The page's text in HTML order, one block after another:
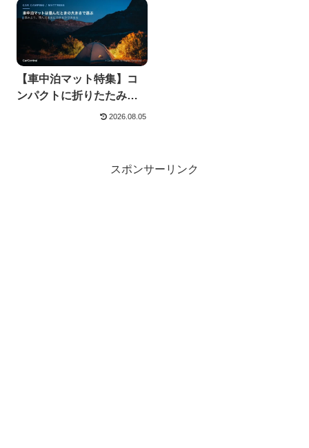
【車中泊マット特集】コ
ンパクトに折りたたみで
きる！おすすめ6選2026.08.05
スポンサーリンク